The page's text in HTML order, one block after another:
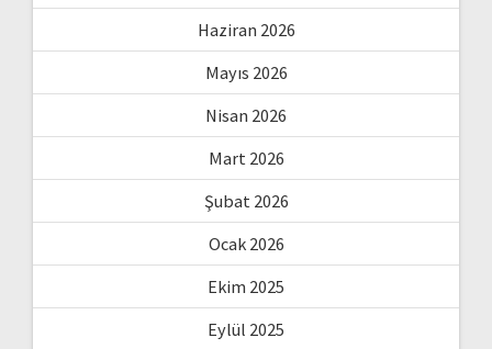
Haziran 2026
Mayıs 2026
Nisan 2026
Mart 2026
Şubat 2026
Ocak 2026
Ekim 2025
Eylül 2025